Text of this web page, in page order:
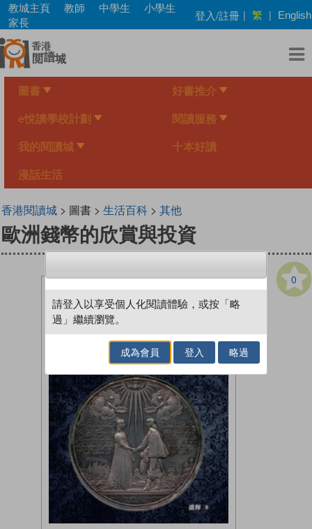
Skip
main
content
教城主頁 教師 中學生
小學生
家長
登入/註冊 | 繁 | English
圖書 好書推介
e悅讀學校計劃 閱讀服務
我的閱讀城 十本好讀
漫話生活
香港閱讀城> 圖書 > 生活百科> 其他
歐洲錢幣的欣賞與投資
0
請登入以享受個人化閱讀體驗，或按「略
過」繼續瀏覽。
成為會員 登入 略過